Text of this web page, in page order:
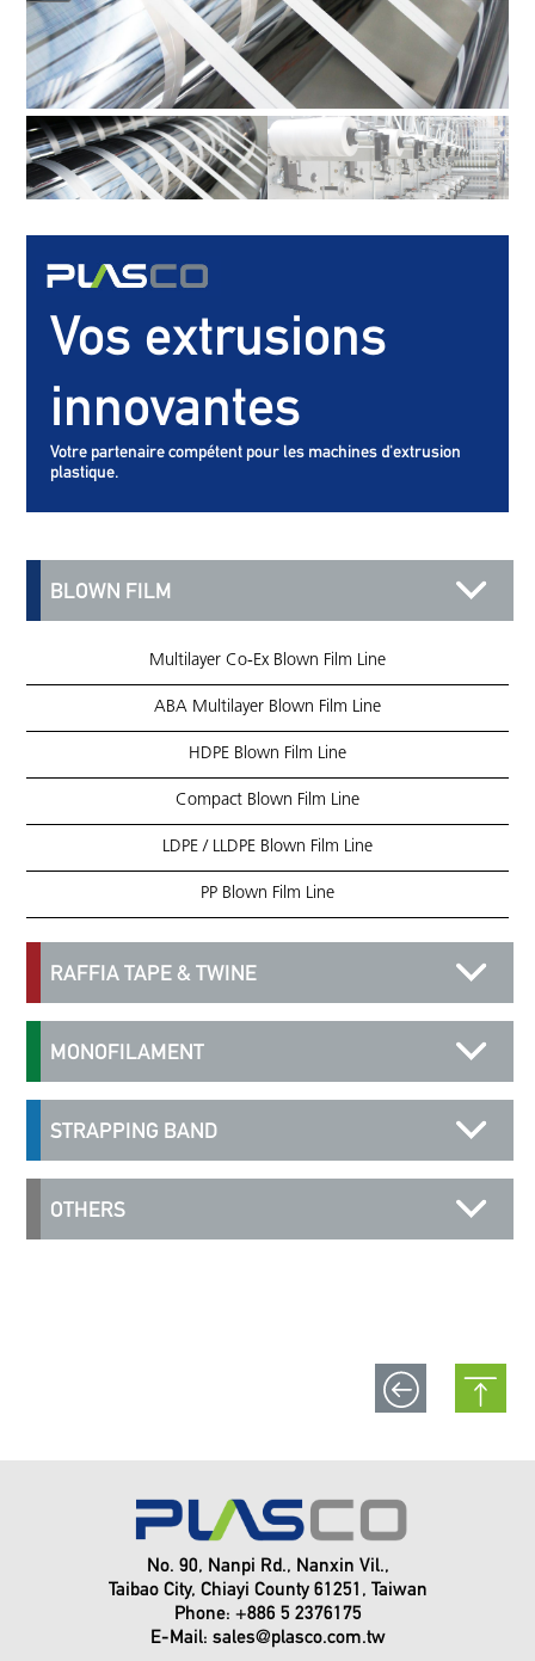
Vos extrusions
innovantes
Votre partenaire compétent pour les machines d'extrusion
plastique.
BLOWN FILM
Multilayer Co-Ex Blown Film Line
ABA Multilayer Blown Film Line
HDPE Blown Film Line
Compact Blown Film Line
LDPE / LLDPE Blown Film Line
PP Blown Film Line
RAFFIA TAPE & TWINE
MONOFILAMENT
STRAPPING BAND
OTHERS
No. 90, Nanpi Rd., Nanxin Vil.,
Taibao City, Chiayi County 61251, Taiwan
Phone: +886 5 2376175
E-Mail: sales@plasco.com.tw